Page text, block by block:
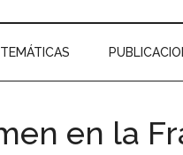
TEMÁTICAS
en la